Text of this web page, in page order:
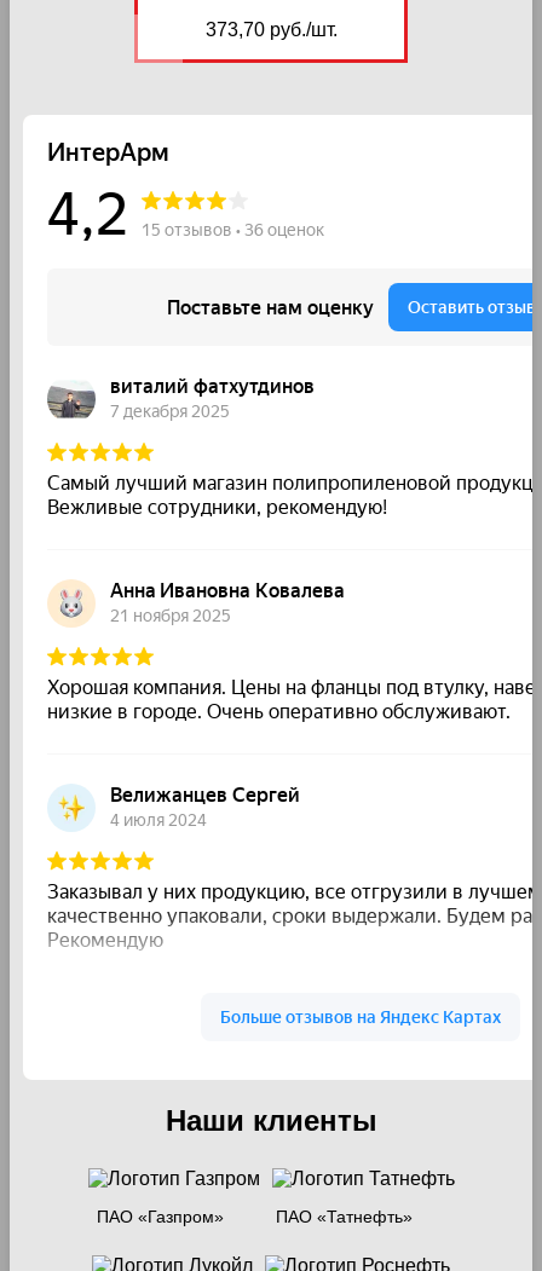
373,70 руб./шт.
Наши клиенты
ПАО «Газпром» ПАО «Татнефть»